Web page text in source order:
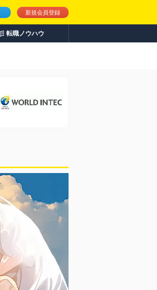
新規会員登録
転職ノウハウ